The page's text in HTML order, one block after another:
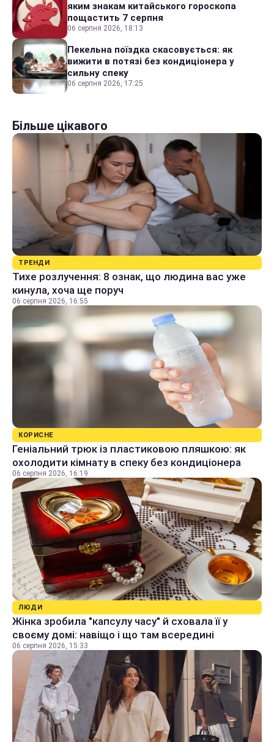
яким знакам китайського гороскопа
пощастить 7 серпня
06 серпня 2026, 18:13
Пекельна поїздка скасовується: як
вижити в потязі без кондиціонера у
сильну спеку
06 серпня 2026, 17:25
Більше цікавого
ТРЕНДИ
Тихе розлучення: 8 ознак, що людина вас уже
кинула, хоча ще поруч
06 серпня 2026, 16:55
КОРИСНЕ
Геніальний трюк із пластиковою пляшкою: як
охолодити кімнату в спеку без кондиціонера
06 серпня 2026, 16:19
ЛЮДИ
Жінка зробила "капсулу часу" й сховала її у
своєму домі: навіщо і що там всередині
06 серпня 2026, 15:33